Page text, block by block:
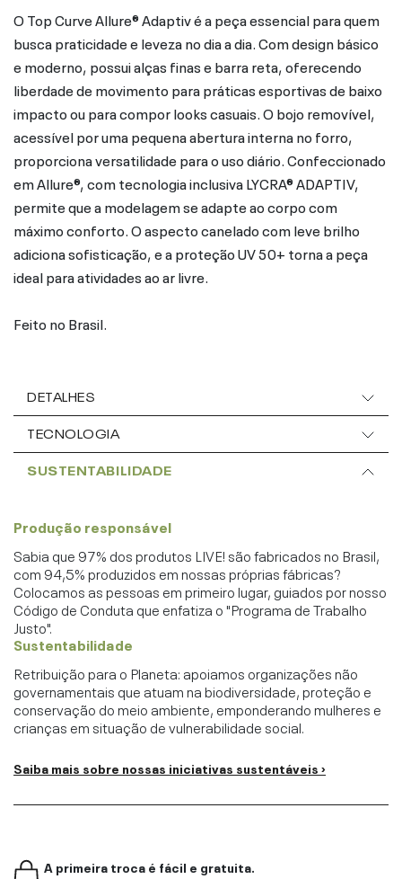
O Top Curve Allure® Adaptiv é a peça essencial para quem
busca praticidade e leveza no dia a dia. Com design básico
e moderno, possui alças finas e barra reta, oferecendo
liberdade de movimento para práticas esportivas de baixo
impacto ou para compor looks casuais. O bojo removível,
acessível por uma pequena abertura interna no forro,
proporciona versatilidade para o uso diário. Confeccionado
em Allure®, com tecnologia inclusiva LYCRA® ADAPTIV,
permite que a modelagem se adapte ao corpo com
máximo conforto. O aspecto canelado com leve brilho
adiciona sofisticação, e a proteção UV 50+ torna a peça
ideal para atividades ao ar livre.
Feito no Brasil.
DETALHES
TECNOLOGIA
SUSTENTABILIDADE
Produção responsável
Sabia que 97% dos produtos LIVE! são fabricados no Brasil,
com 94,5% produzidos em nossas próprias fábricas?
Colocamos as pessoas em primeiro lugar, guiados por nosso
Código de Conduta que enfatiza o "Programa de Trabalho
Justo".
Sustentabilidade
Retribuição para o Planeta: apoiamos organizações não
governamentais que atuam na biodiversidade, proteção e
conservação do meio ambiente, emponderando mulheres e
crianças em situação de vulnerabilidade social.
Saiba mais sobre nossas iniciativas sustentáveis ›
A primeira troca é fácil e gratuita.